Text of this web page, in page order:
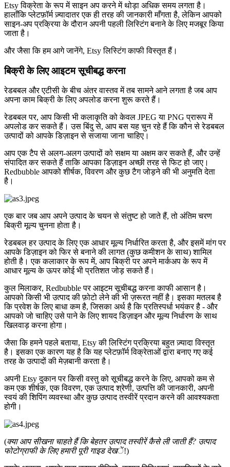
Etsy विक्रेता के रूप में साइन अप करने में थोड़ा अधिक समय लगता है।
हालाँकि प्लेटफ़ॉर्म ज़्यादातर एक ही तरह की जानकारी माँगता है, लेकिन आपको
साइन-अप प्रक्रिया के दौरान अपनी पहली लिस्टिंग बनाने के लिए मजबूर किया
जाता है।
और जैसा कि हम आगे जानेंगे, Etsy लिस्टिंग काफी विस्तृत हैं।
बिक्री के लिए आइटम सूचीबद्ध करना
रेडबबल और एटीसी के बीच अंतर वास्तव में तब सामने आने लगता है जब आप
अपना काम बिक्री के लिए अपलोड करना शुरू करते हैं।
रेडबबल पर, आप किसी भी कलाकृति को केवल JPEG या PNG प्रारूप में
अपलोड कर सकते हैं। उस बिंदु से, आप बस यह चुन रहे हैं कि कौन से रेडबबल
उत्पादों को आपके डिज़ाइन से सजाया जाना चाहिए।
आप एक टैप से अलग-अलग उत्पादों को सक्षम या अक्षम कर सकते हैं, और उन्हें
संपादित कर सकते हैं ताकि आपका डिज़ाइन अच्छी तरह से फिट हो जाए।
Redbubble आपको शीर्षक, विवरण और कुछ टैग जोड़ने की भी अनुमति देता
है।
एक बार जब आप अपने उत्पाद के चयन से संतुष्ट हो जाते हैं, तो अंतिम चरण
बिक्री मूल्य चुनना होता है।
रेडबबल हर उत्पाद के लिए एक आधार मूल्य निर्धारित करता है, और इसमें मांग पर
आपके डिज़ाइन को फिर से बनाने की लागत (कुछ कमीशन के साथ) शामिल
होती है। एक कलाकार के रूप में, आप बिक्री पर अपने मार्कअप के रूप में
आधार मूल्य के ऊपर कोई भी प्रतिशत जोड़ सकते हैं।
कुल मिलाकर, Redbubble पर आइटम सूचीबद्ध करना काफी आसान है।
आपको किसी भी उत्पाद की फ़ोटो लेने की भी ज़रूरत नहीं है। इसका मतलब है
कि प्रवेश के लिए बाधा कम है, जिसका अर्थ है कि प्रतिस्पर्धा भयंकर है - और
आपको जो चाहिए उसे पाने के लिए शायद डिज़ाइन और मूल्य निर्धारण के साथ
खिलवाड़ करना होगा।
जैसा कि हमने पहले बताया, Etsy की लिस्टिंग प्रक्रिया बहुत ज़्यादा विस्तृत
है। इसका एक कारण यह है कि यह प्लेटफ़ॉर्म विक्रेताओं द्वारा बनाए गए कई
तरह के उत्पादों की मेज़बानी करता है।
अपनी Etsy दुकान पर किसी वस्तु को सूचीबद्ध करने के लिए, आपको कम से
कम एक शीर्षक, एक विवरण, एक उत्पाद श्रेणी, उत्पत्ति की जानकारी, अपनी
स्वयं की शिपिंग व्यवस्था और कुछ उत्पाद तस्वीरें प्रदान करने की आवश्यकता
होगी।
(क्या आप सीखना चाहते हैं कि बेहतर उत्पाद तस्वीरें कैसे ली जाती हैं? उत्पाद
फोटोग्राफी के लिए हमारी पूरी गाइड देखें!)